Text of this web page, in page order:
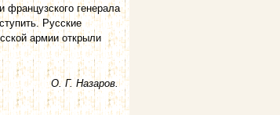
генерала
Русские
армии открыли
О. Г. Назаров.